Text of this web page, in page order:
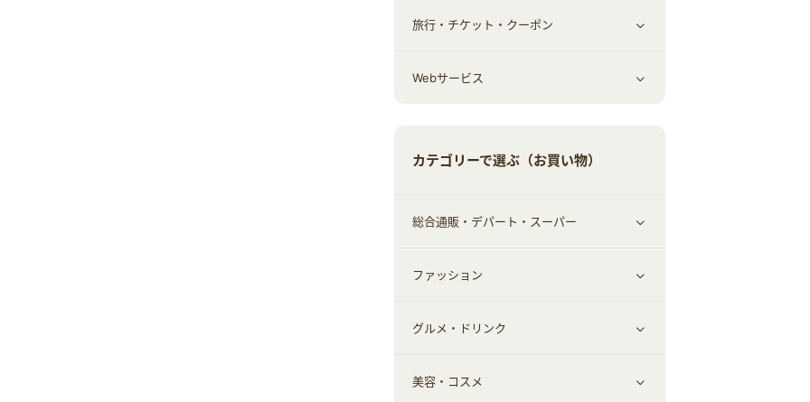
エコ・エネルギー
車情報・カーシェア・レンタル
仕事・転職
オフィス・文具
すべて見る
ゲーム・趣味
旅行・チケット・クーポン
すべて見る
Webサービス
カテゴリーで選ぶ（お買い物）
総合通販・デパート・スーパー
すべて見る
総合通販
デパート・スーパー
ファッション
すべて見る
ファッション
グルメ・ドリンク
すべて見る
美容・コスメ